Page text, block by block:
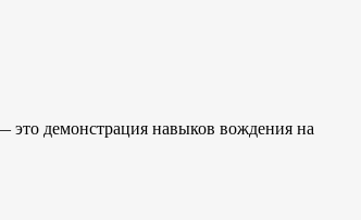
это демонстрация навыков вождения на